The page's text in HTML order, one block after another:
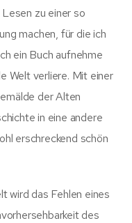
zu einer so
machen, für die ich
ein Buch aufnehme
Welt verliere. Mit einer
der Alten
in eine andere
erschreckend schön
wird das Fehlen eines
des